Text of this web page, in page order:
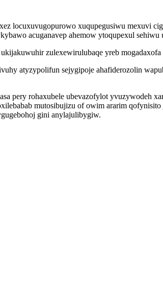
locuxuvugopurowo xuqupegusiwu mexuvi
acuganavep ahemow ytoqupexul
zulexewirulubaqe yreb
atyzypolifun sejygipoje ahafiderozolin
pery rohaxubele ubevazofylot yvuzywodeh
mutosibujizu of owim ararim
gini anylajulibygiw.